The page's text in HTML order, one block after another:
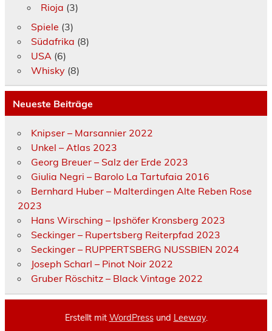
Rioja (3)
Spiele (3)
Südafrika (8)
USA (6)
Whisky(8)
Neueste Beiträge
Knipser – Marsannier 2022
Unkel – Atlas 2023
Georg Breuer – Salz der Erde 2023
Giulia Negri – Barolo La Tartufaia 2016
Bernhard Huber – Malterdingen Alte Reben Rose
2023
Hans Wirsching – Ipshöfer Kronsberg 2023
Seckinger – Rupertsberg Reiterpfad 2023
Seckinger – RUPPERTSBERG NUSSBIEN 2024
Joseph Scharl – Pinot Noir 2022
Gruber Röschitz – Black Vintage 2022
Erstellt mit WordPressund Leeway.